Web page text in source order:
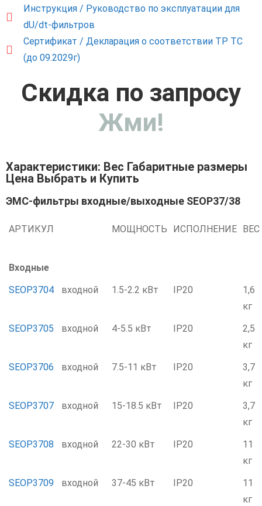
Инструкция / Руководство по эксплуатации для
dU/dt-фильтров
Сертификат / Декларация о соответствии ТР ТС
(до 09.2029г)
Скидка по запросу
Жми!
Характеристики: Вес Габаритные размеры
Цена Выбрать и Купить
ЭМС-фильтры входные/выходные SEOP37/38
АРТИКУЛ МОЩНОСТЬ ИСПОЛНЕНИЕ ВЕС
Входные
SEOP3704
входной 1.5-2.2 кВт IP20
1,6
кг
SEOP3705
входной 4-5.5 кВт IP20
2,5
кг
SEOP3706
входной 7.5-11 кВт IP20
3,7
кг
SEOP3707
входной 15-18.5 кВт IP20
3,7
кг
SEOP3708
входной 22-30 кВт IP20
11
кг
SEOP3709
входной 37-45 кВт IP20
11
кг